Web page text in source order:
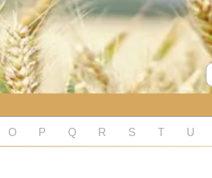
O P Q R S T U